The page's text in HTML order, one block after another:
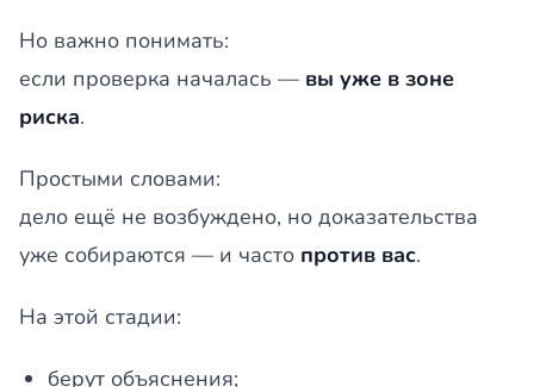
Но важно понимать:
если проверка началась — вы уже в зоне
риска.
Простыми словами:
дело ещё не возбуждено, но доказательства
уже собираются — и часто против вас.
На этой стадии:
берут объяснения;